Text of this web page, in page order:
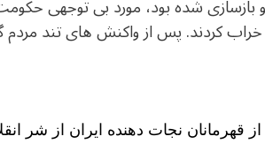
شده بود، مورد بی توجهی
خراب کردند. پس از واکنش های تند مردم
نجات دهنده ایران از شر